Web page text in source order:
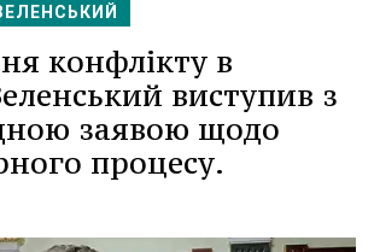
конфлікту в
виступив з
заявою щодо
процесу.